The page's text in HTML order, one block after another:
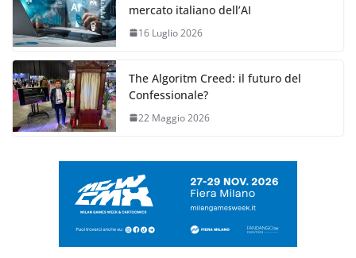
mercato italiano dell’AI
16 Luglio 2026
The Algoritm Creed: il futuro del
Confessionale?
22 Maggio 2026